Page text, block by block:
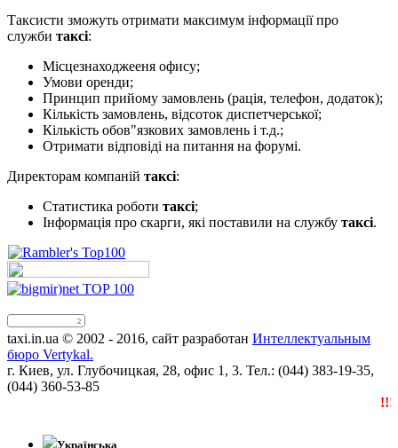
Таксисти зможуть отримати максимум інформації про
служби таксі:
Місцезнаходжееня офису;
Умови оренди;
Принцип прийому замовлень (рація, телефон, додаток);
Кількість замовлень, відсоток диспетчерської;
Кількість обов"язкових замовлень і т.д.;
Отримати відповіді на питання на форумі.
Директорам компаній таксі:
Статистика роботи таксі;
Інформація про скарги, які поставили на службу таксі.
taxi.in.ua © 2002 - 2016, сайт разработан Интеллектуальным
бюро Vertykal.
г. Киев, ул. Глубочицкая, 28, офис 1, 3. Тел.: (044) 383-19-35,
(044) 360-53-85
Українська